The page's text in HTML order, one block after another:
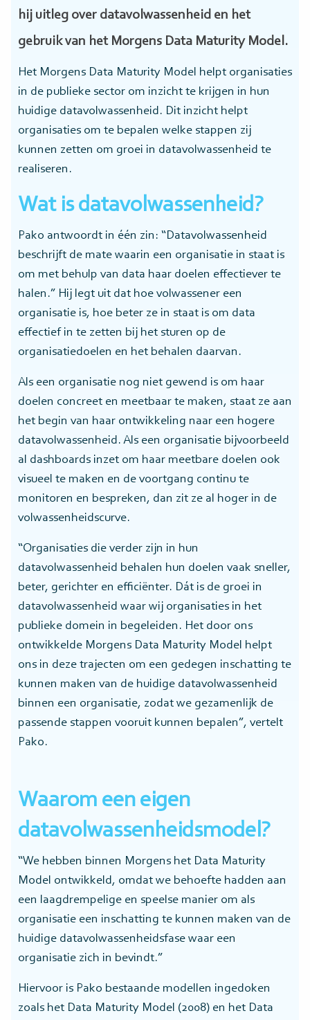
hij uitleg over datavolwassenheid en het
gebruik van het Morgens Data Maturity Model.
Het Morgens Data Maturity Model helpt organisaties
in de publieke sector om inzicht te krijgen in hun
huidige datavolwassenheid. Dit inzicht helpt
organisaties om te bepalen welke stappen zij
kunnen zetten om groei in datavolwassenheid te
realiseren.
Wat is datavolwassenheid?
Pako antwoordt in één zin: “Datavolwassenheid
beschrijft de mate waarin een organisatie in staat is
om met behulp van data haar doelen effectiever te
halen.” Hij legt uit dat hoe volwassener een
organisatie is, hoe beter ze in staat is om data
effectief in te zetten bij het sturen op de
organisatiedoelen en het behalen daarvan.
Als een organisatie nog niet gewend is om haar
doelen concreet en meetbaar te maken, staat ze aan
het begin van haar ontwikkeling naar een hogere
datavolwassenheid. Als een organisatie bijvoorbeeld
al dashboards inzet om haar meetbare doelen ook
visueel te maken en de voortgang continu te
monitoren en bespreken, dan zit ze al hoger in de
volwassenheidscurve.
“Organisaties die verder zijn in hun
datavolwassenheid behalen hun doelen vaak sneller,
beter, gerichter en efficiënter. Dát is de groei in
datavolwassenheid waar wij organisaties in het
publieke domein in begeleiden. Het door ons
ontwikkelde Morgens Data Maturity Model helpt
ons in deze trajecten om een gedegen inschatting te
kunnen maken van de huidige datavolwassenheid
binnen een organisatie, zodat we gezamenlijk de
passende stappen vooruit kunnen bepalen”, vertelt
Pako.
Waarom een eigen
datavolwassenheidsmodel?
“We hebben binnen Morgens het Data Maturity
Model ontwikkeld, omdat we behoefte hadden aan
een laagdrempelige en speelse manier om als
organisatie een inschatting te kunnen maken van de
huidige datavolwassenheidsfase waar een
organisatie zich in bevindt.”
Hiervoor is Pako bestaande modellen ingedoken
zoals het Data Maturity Model (2008) en het Data